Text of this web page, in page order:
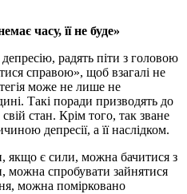
часу, її не буде»
радять піти з головою
справою», щоб взагалі не
може не лише не
Такі поради призводять до
стан. Крім того, так зване
депресії, а її наслідком.
якщо є сили, можна бачитися з
можна спробувати зайнятися
можна помірковано